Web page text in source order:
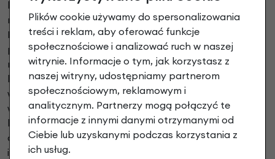
konsekwentnie dąży do zmniejszania swojego wpływu
na środowisko i promowania zrównoważonego rozwoju.
Polityka ekologiczna firmy obejmuje wiele dziedzin,
począwszy od wykorzystywania ekologicznych
materiałów w produkcji, przez optymalizację procesów
logistycznych, po wprowadzanie na rynek coraz
większej liczby rowerów elektrycznych. Marka
wykorzystuje ponadto w swoich produktach materiały,
które są przyjazne dla środowiska, takie jak stal,
aluminium, bambus czy drewno. Ponadto firma
inwestuje w technologie, które pozwalają na
Plików cookie używamy do spersonalizowania
treści i reklam, aby oferować funkcje
społecznościowe i analizować ruch w naszej
witrynie. Informacje o tym, jak korzystasz z
naszej witryny, udostępniamy partnerom
społecznościowym, reklamowym i
analitycznym. Partnerzy mogą połączyć te
informacje z innymi danymi otrzymanymi od
Ciebie lub uzyskanymi podczas korzystania z
ich usług.